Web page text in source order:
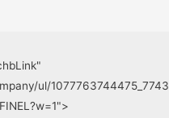
ul/1077763744475_7743